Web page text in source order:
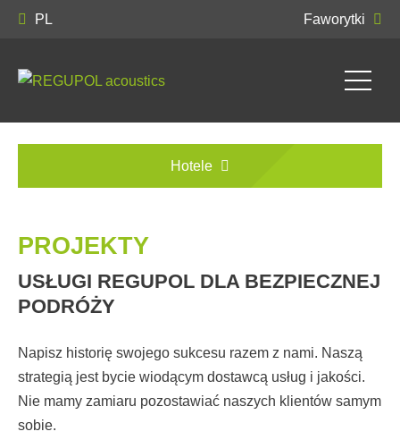
PL Faworytki
Hotele
PROJEKTY
USŁUGI REGUPOL DLA BEZPIECZNEJ
PODRÓŻY
Napisz historię swojego sukcesu razem z nami. Naszą
strategią jest bycie wiodącym dostawcą usług i jakości.
Nie mamy zamiaru pozostawiać naszych klientów samym
sobie.